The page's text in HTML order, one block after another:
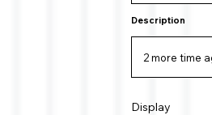
Description
Display